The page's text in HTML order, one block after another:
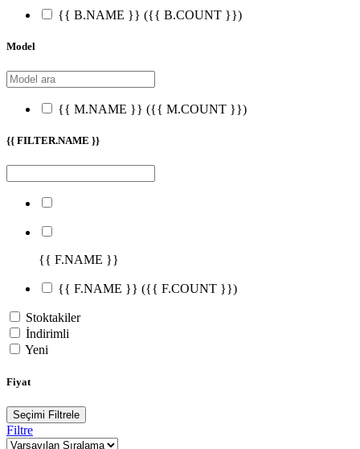
{{ B.NAME }} ({{ B.COUNT }})
Model
{{ M.NAME }} ({{ M.COUNT }})
{{ FILTER.NAME }}
{{ F.NAME }}
{{ F.NAME }} ({{ F.COUNT }})
Stoktakiler
İndirimli
Yeni
Fiyat
Seçimi Filtrele
Filtre